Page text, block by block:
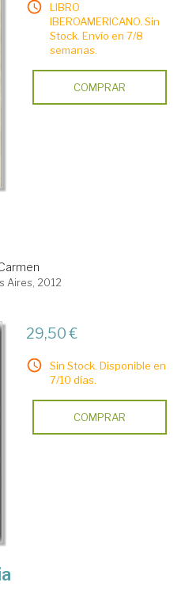
LIBRO
IBEROAMERICANO. Sin
Stock. Envío en 7/8
semanas.
COMPRAR
Aires, 2012
29,50 €
Sin Stock. Disponible en
7/10 días.
COMPRAR